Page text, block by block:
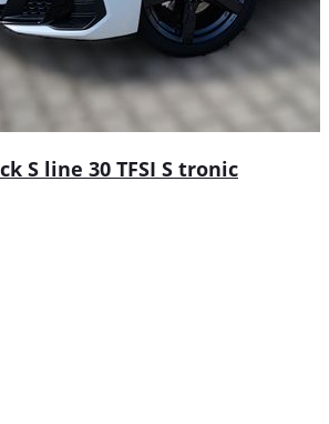
S line 30 TFSI S tronic